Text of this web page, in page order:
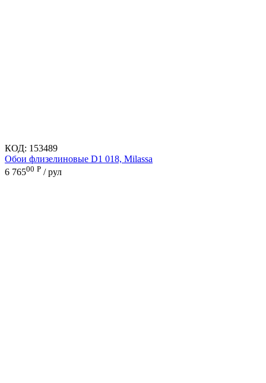
КОД: 153489
Обои флизелиновые D1 018, Milassa
6 76500 Р / рул